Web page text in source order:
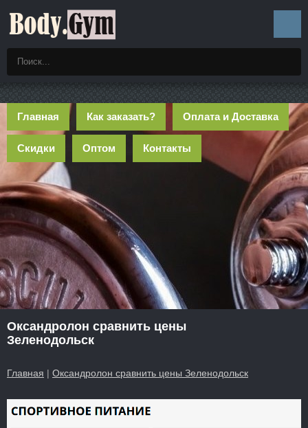
Главная Как заказать? Оплата и Доставка
Скидки Оптом Контакты
Оксандролон сравнить цены
Зеленодольск
Главная | Оксандролон сравнить цены Зеленодольск